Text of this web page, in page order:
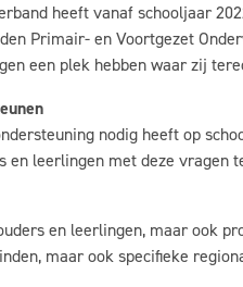
heeft vanaf schooljaar
Primair- en Voortgezet
een plek hebben waar zij
nodig heeft op
en leerlingen met deze vragen
en leerlingen, maar ook
maar ook specifieke